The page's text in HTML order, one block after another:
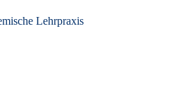
Lehrpraxis